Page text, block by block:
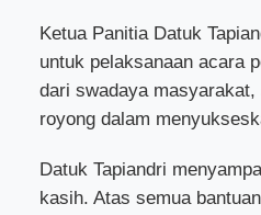
Ketua Panitia Datuk
untuk pelaksanaan acara
dari swadaya
royong dalam
Datuk Tapiandri
kasih. Atas semua